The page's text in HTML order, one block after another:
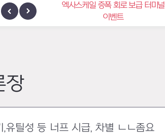
엑사스케일 증폭 회로 보급 터미널
이벤트
장
유틸성 등 너프 시급, 차별 ㄴㄴ좀요